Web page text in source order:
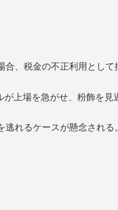
、税金の不正利用として
上場を急がせ、粉飾を見
れるケースが懸念される。